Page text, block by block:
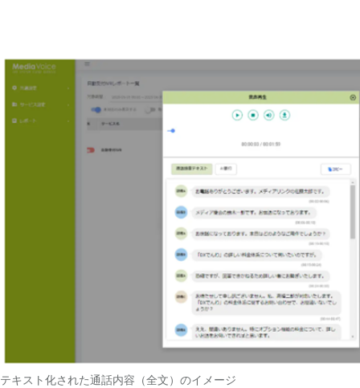
テキスト化された通話内容（全文）のイメージ